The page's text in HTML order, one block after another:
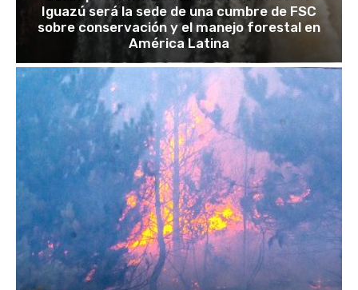
Iguazú será la sede de una cumbre de FSC
sobre conservación y el manejo forestal en
América Latina